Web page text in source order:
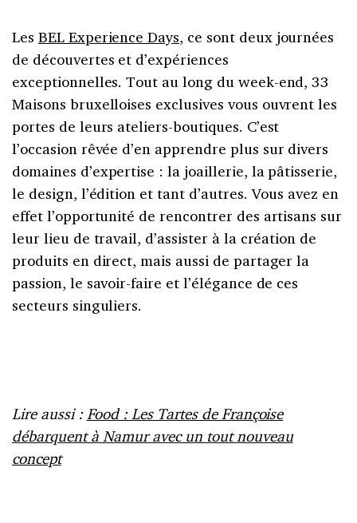
Les BEL Experience Days, ce sont deux journées
de découvertes et d’expériences
exceptionnelles. Tout au long du week-end, 33
Maisons bruxelloises exclusives vous ouvrent les
portes de leurs ateliers-boutiques. C’est
l’occasion rêvée d’en apprendre plus sur divers
domaines d’expertise : la joaillerie, la pâtisserie,
le design, l’édition et tant d’autres. Vous avez en
effet l’opportunité de rencontrer des artisans sur
leur lieu de travail, d’assister à la création de
produits en direct, mais aussi de partager la
passion, le savoir-faire et l’élégance de ces
secteurs singuliers.
Lire aussi :Food : Les Tartes de Françoise
débarquent à Namur avec un tout nouveau
concept